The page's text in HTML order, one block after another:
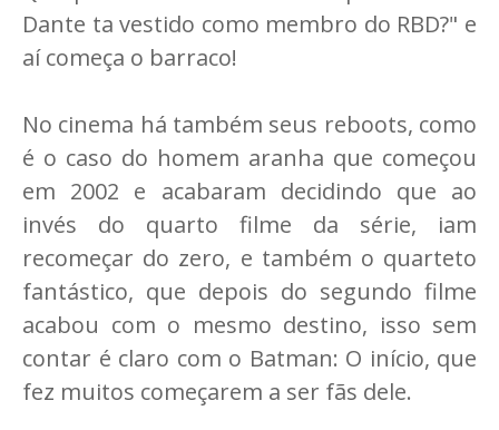
Dante ta vestido como membro do RBD?" e
aí começa o barraco!
No cinema há também seus reboots, como
é o caso do homem aranha que começou
em 2002 e acabaram decidindo que ao
invés do quarto filme da série, iam
recomeçar do zero, e também o quarteto
fantástico, que depois do segundo filme
acabou com o mesmo destino, isso sem
contar é claro com o Batman: O início, que
fez muitos começarem a ser fãs dele.